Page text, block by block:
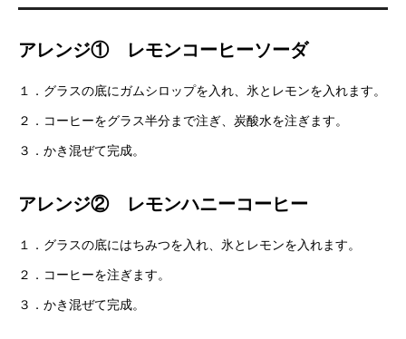
アレンジ① レモンコーヒーソーダ
１．グラスの底にガムシロップを入れ、氷とレモンを入れます。
２．コーヒーをグラス半分まで注ぎ、炭酸水を注ぎます。
３．かき混ぜて完成。
アレンジ② レモンハニーコーヒー
１．グラスの底にはちみつを入れ、氷とレモンを入れます。
２．コーヒーを注ぎます。
３．かき混ぜて完成。